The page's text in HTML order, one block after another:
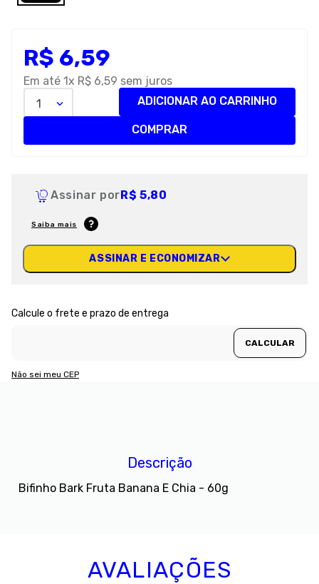
R$ 6,59
Em até 1x R$ 6,59 sem juros
1
ADICIONAR AO CARRINHO
COMPRAR
Assinar porR$ 5,80
Saiba mais
ASSINAR E ECONOMIZAR
Não sei meu CEP
Descrição
Bifinho Bark Fruta Banana E Chia - 60g
AVALIAÇÕES